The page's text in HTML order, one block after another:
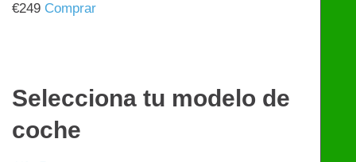
€249 Comprar
Selecciona tu modelo de
coche